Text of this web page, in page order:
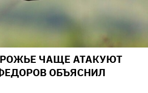
ЧАЩЕ АТАКУЮТ
ОБЪЯСНИЛ